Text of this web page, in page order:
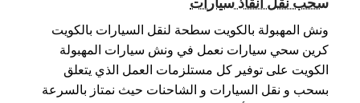
سحب نقل انقاذ سيارات
ونش المهبولة بالكويت سطحة لنقل السيارات بالكويت
كرين سحي سيارات نعمل في ونش سيارات المهبولة
الكويت على توفير كل مستلزمات العمل الذي يتعلق
بسحب و نقل السيارات و الشاحنات حيث نمتاز بالسرعة